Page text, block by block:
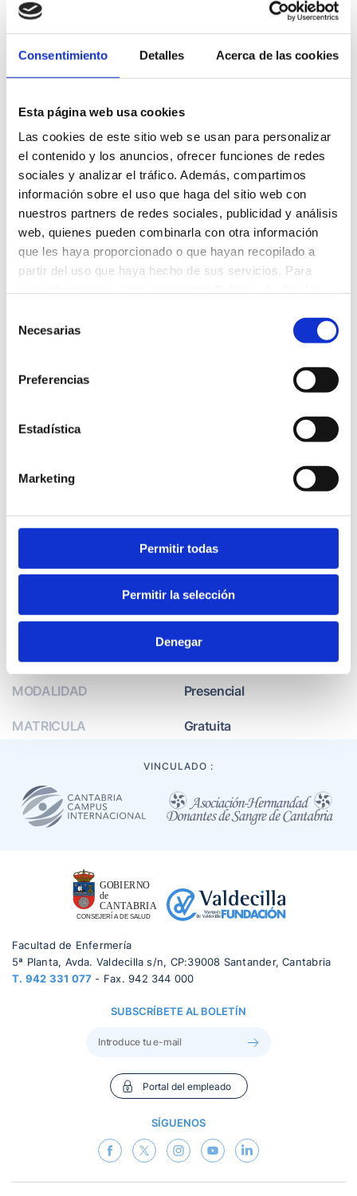
Consentimiento Detalles Acerca de las cookies
Esta página web usa cookies
Las cookies de este sitio web se usan para personalizar
el contenido y los anuncios, ofrecer funciones de redes
sociales y analizar el tráfico. Además, compartimos
información sobre el uso que haga del sitio web con
nuestros partners de redes sociales, publicidad y análisis
web, quienes pueden combinarla con otra información
que les haya proporcionado o que hayan recopilado a
partir del uso que haya hecho de sus servicios. Para
Necesarias
Preferencias
Estadística
Marketing
Permitir todas
Permitir la selección
Denegar
SOLICITUD INSCRIPCIÓN
El curso está dirigido a profesionales (titulados con
licenciatura, diplomatura, grado o postgrado), interesados
en iniciarse en los contenidos y métodos de la
investigación. Es importante que la investigación en
materia de salud pública se realice con una perspectiva
interdisciplinar, lo que implica a profesionales de ciencias
dela salud y de otras disciplinas como la sociología, trabajo
social, biología, geografía, educación, derecho, estadística,
Pública, teniendo especial consideración con los
integrantes de los grupos de investigación del
quienes estén interesados en colaborar en los estudios
24 horas
Marqués de Valdecilla
DURACIÓN 24 horas
PERIODO DE INSCRIPCIÓN 14 DIC 2016 - 23 ENE 2016
MODALIDAD Presencial
MATRICULA Gratuita
ENTIDAD PROMOTORA OSPC
VINCULADO :
Facultad de Enfermería
5ª Planta, Avda. Valdecilla s/n, CP:39008 Santander, Cantabria
T. 942 331 077 - Fax. 942 344 000
Portal del empleado
SÍGUENOS
SUBSCRÍBETE AL BOLETÍN